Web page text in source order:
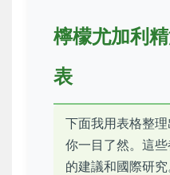
檸檬尤加利
表
下面我用表格整
你一目了然。這
的建議和國際研究